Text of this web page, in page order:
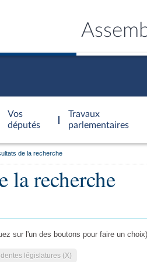
Vos
députés
Travaux
parlementaires
de la recherche
la recherche
sur l'un des boutons pour faire un choix)
législatures (X)